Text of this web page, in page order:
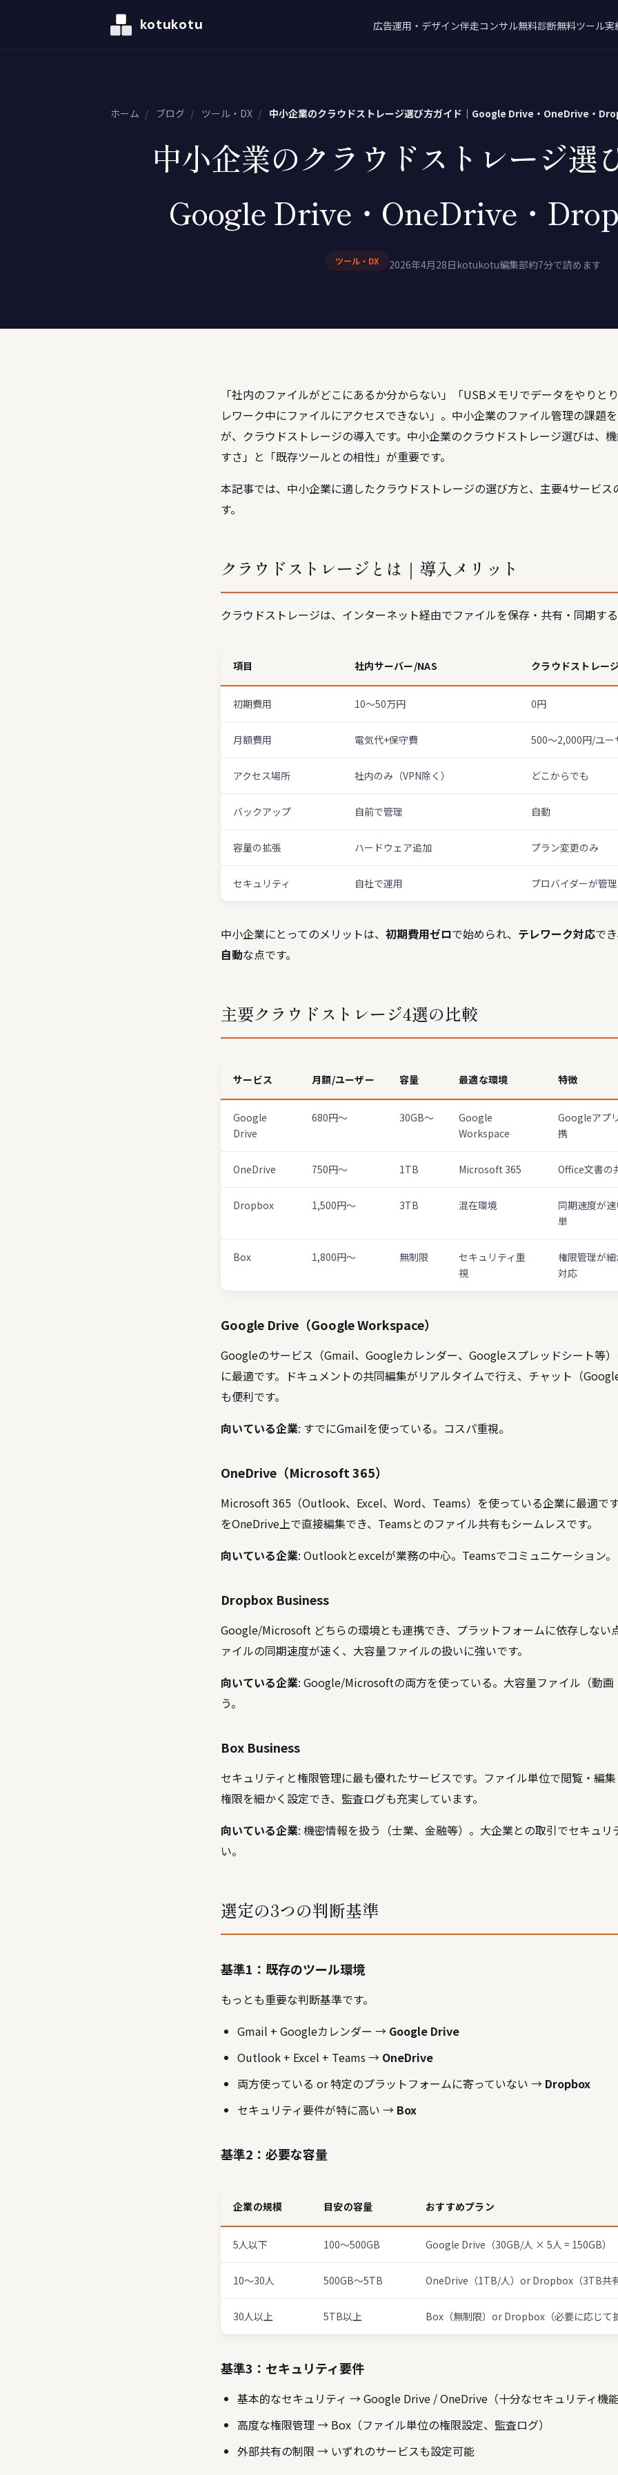
kotukotu 広告運用・デザイン伴走コンサル無料診断無料ツール実
ホーム / ブログ / ツール・DX / 中小企業のクラウドストレージ選び方ガイド｜Google Drive・OneDrive・
中小企業のクラウドストレージ選
Google Drive・OneDrive・
ツール・DX 2026年4月28日kotukotu編集部約7分で読めます
「社内のファイルがどこにあるか分からない」「USBメモリでデータをやりと
レワーク中にファイルにアクセスできない」。中小企業のファイル管理の課題
が、クラウドストレージの導入です。中小企業のクラウドストレージ選びは、
すさ」と「既存ツールとの相性」が重要です。
本記事では、中小企業に適したクラウドストレージの選び方と、主要4サービス
す。
クラウドストレージとは｜導入メリット
クラウドストレージは、インターネット経由でファイルを保存・共有・同期する
項目 社内サーバー/NAS クラウドストレー
初期費用 10〜50万円 0円
月額費用 電気代+保守費 500〜2,000円/ユー
アクセス場所 社内のみ（VPN除く） どこからでも
バックアップ 自前で管理 自動
容量の拡張 ハードウェア追加 プラン変更のみ
セキュリティ 自社で運用 プロバイダーが管理
中小企業にとってのメリットは、 初期費用ゼロで始められ、 テレワーク対応でき
自動な点です。
主要クラウドストレージ4選の比較
サービス 月額/ユーザー 容量 最適な環境 特徴
Google
Drive
680円〜 30GB〜
Google
Workspace
Googleアプ
携
OneDrive 750円〜 1TB Microsoft 365 Office文書の
Dropbox 1,500円〜 3TB 混在環境
同期速度が
単
Box 1,800円〜 無制限
セキュリティ重
視
権限管理が
対応
Google Drive（Google Workspace）
Googleのサービス（Gmail、Googleカレンダー、Googleスプレッドシート等
に最適です。ドキュメントの共同編集がリアルタイムで行え、チャット（
も便利です。
向いている企業: すでにGmailを使っている。コスパ重視。
OneDrive（Microsoft 365）
Microsoft 365（Outlook、Excel、Word、Teams）を使っている企業に最適で
をOneDrive上で直接編集でき、Teamsとのファイル共有もシームレスです。
向いている企業: Outlookとexcelが業務の中心。Teamsでコミュニケーション。
Dropbox Business
Google/Microsoft どちらの環境とも連携でき、プラットフォームに依存しない
ァイルの同期速度が速く、大容量ファイルの扱いに強いです。
向いている企業: Google/Microsoftの両方を使っている。大容量ファイル（動画
う。
Box Business
セキュリティと権限管理に最も優れたサービスです。ファイル単位で閲覧・編
権限を細かく設定でき、監査ログも充実しています。
向いている企業: 機密情報を扱う（士業、金融等）。大企業との取引でセキュリ
い。
選定の3つの判断基準
基準1：既存のツール環境
もっとも重要な判断基準です。
Gmail + Googleカレンダー → Google Drive
Outlook + Excel + Teams → OneDrive
両方使っている or 特定のプラットフォームに寄っていない → Dropbox
セキュリティ要件が特に高い → Box
基準2：必要な容量
企業の規模 目安の容量 おすすめプラン
5人以下 100〜500GB Google Drive（30GB/人 × 5人 = 150GB）
10〜30人 500GB〜5TB OneDrive（1TB/人）or Dropbox（3TB共有
30人以上 5TB以上 Box（無制限）or Dropbox（必要に応じて拡
基準3：セキュリティ要件
基本的なセキュリティ → Google Drive / OneDrive（十分なセキュリティ機能
高度な権限管理 → Box（ファイル単位の権限設定、監査ログ）
外部共有の制限 → いずれのサービスも設定可能